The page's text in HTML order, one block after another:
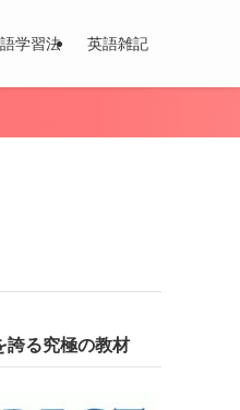
学習法 英語雑記
誇る究極の教材